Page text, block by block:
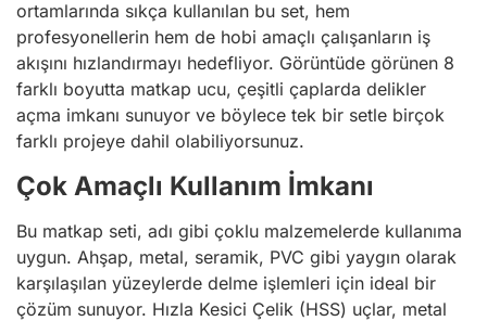
ortamlarında sıkça kullanılan bu set, hem
profesyonellerin hem de hobi amaçlı çalışanların iş
akışını hızlandırmayı hedefliyor. Görüntüde görünen 8
farklı boyutta matkap ucu, çeşitli çaplarda delikler
açma imkanı sunuyor ve böylece tek bir setle birçok
farklı projeye dahil olabiliyorsunuz.
Çok Amaçlı Kullanım İmkanı
Bu matkap seti, adı gibi çoklu malzemelerde kullanıma
uygun. Ahşap, metal, seramik, PVC gibi yaygın olarak
karşılaşılan yüzeylerde delme işlemleri için ideal bir
çözüm sunuyor. Hızla Kesici Çelik (HSS) uçlar, metal